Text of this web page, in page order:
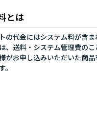
とは
の代金にはシステム料が含ま
、送料・システム管理費の
がお申し込みいただいた商